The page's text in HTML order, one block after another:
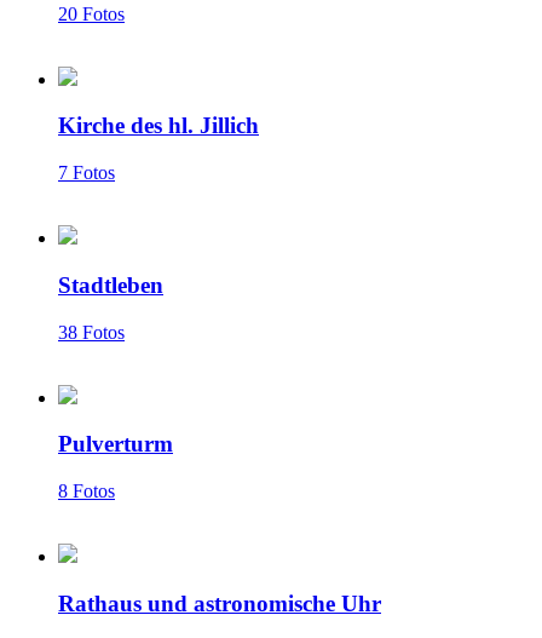
20 Fotos
Kirche des hl. Jillich
7 Fotos
Stadtleben
38 Fotos
Pulverturm
8 Fotos
Rathaus und astronomische Uhr